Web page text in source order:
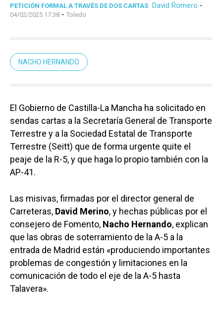
PETICIÓN FORMAL A TRAVÉS DE DOS CARTAS David Romero -
04/02/2025 17:38 - Toledo
NACHO HERNANDO
El Gobierno de Castilla-La Mancha ha solicitado en
sendas cartas a la Secretaría General de Transporte
Terrestre y a la Sociedad Estatal de Transporte
Terrestre (Seitt) que de forma urgente quite el
peaje de la R-5, y que haga lo propio también con la
AP-41.
Las misivas, firmadas por el director general de
Carreteras, David Merino, y hechas públicas por el
consejero de Fomento, Nacho Hernando, explican
que las obras de soterramiento de la A-5 a la
entrada de Madrid están «produciendo importantes
problemas de congestión y limitaciones en la
comunicación de todo el eje de la A-5 hasta
Talavera».